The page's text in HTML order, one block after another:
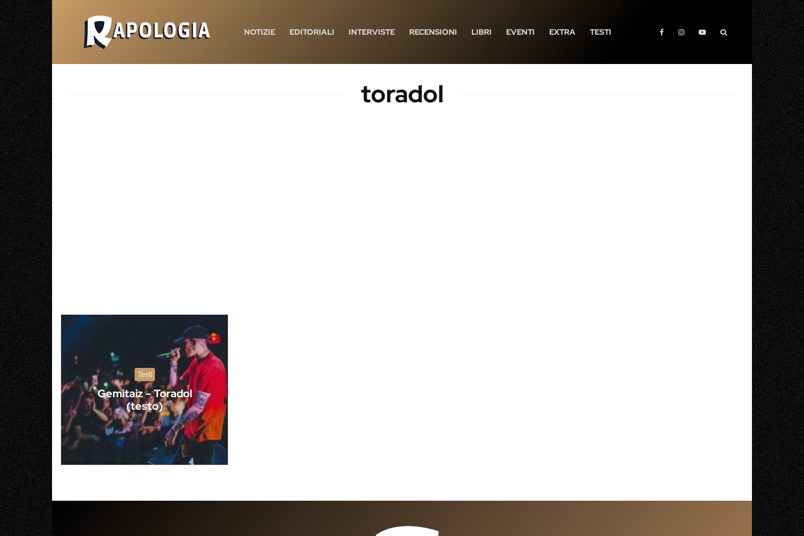
NOTIZIE EDITORIALI INTERVISTE RECENSIONI LIBRI EVENTI EXTRA TESTI
toradol
Testi
Gemitaiz – Toradol
(testo)